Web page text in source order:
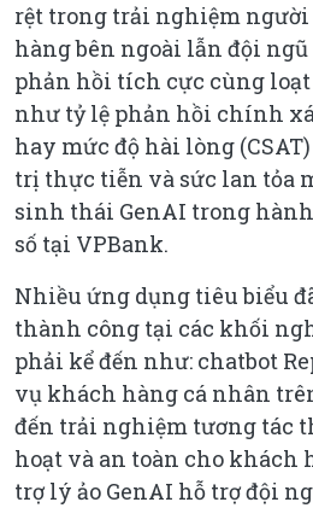
rệt trong trải nghiệm
hàng bên ngoài lẫn đội ngũ
phản hồi tích cực cùng
như tỷ lệ phản hồi chính
hay mức độ hài lòng
trị thực tiễn và sức lan tỏa
sinh thái GenAI trong
số tại VPBank.
Nhiều ứng dụng tiêu biểu
thành công tại các khối
phải kể đến như: chatbot
vụ khách hàng cá nhân
đến trải nghiệm tương tác
hoạt và an toàn cho khách
trợ lý ảo GenAI hỗ trợ đội